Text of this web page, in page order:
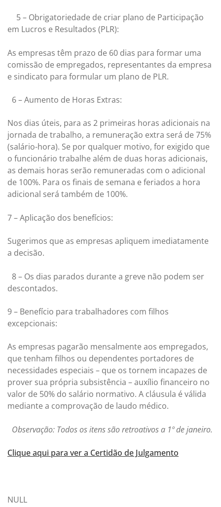
5 – Obrigatoriedade de criar plano de Participação
em Lucros e Resultados (PLR):
As empresas têm prazo de 60 dias para formar uma
comissão de empregados, representantes da empresa
e sindicato para formular um plano de PLR.
6 – Aumento de Horas Extras:
Nos dias úteis, para as 2 primeiras horas adicionais na
jornada de trabalho, a remuneração extra será de 75%
(salário-hora). Se por qualquer motivo, for exigido que
o funcionário trabalhe além de duas horas adicionais,
as demais horas serão remuneradas com o adicional
de 100%. Para os finais de semana e feriados a hora
adicional será também de 100%.
7 – Aplicação dos benefícios:
Sugerimos que as empresas apliquem imediatamente
a decisão.
8 – Os dias parados durante a greve não podem ser
descontados.
9 – Benefício para trabalhadores com filhos
excepcionais:
As empresas pagarão mensalmente aos empregados,
que tenham filhos ou dependentes portadores de
necessidades especiais – que os tornem incapazes de
prover sua própria subsistência – auxílio financeiro no
valor de 50% do salário normativo. A cláusula é válida
mediante a comprovação de laudo médico.
Observação: Todos os itens são retroativos a 1º de janeiro.
Clique aqui para ver a Certidão de Julgamento
NULL